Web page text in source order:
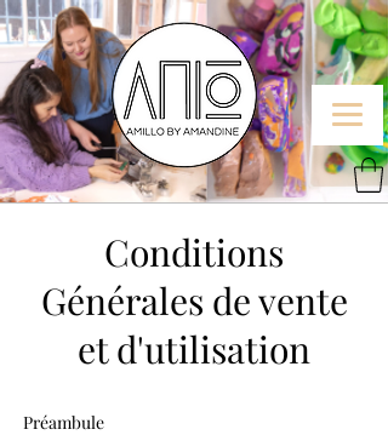
Conditions
Générales de vente
et d'utilisation
Préambule